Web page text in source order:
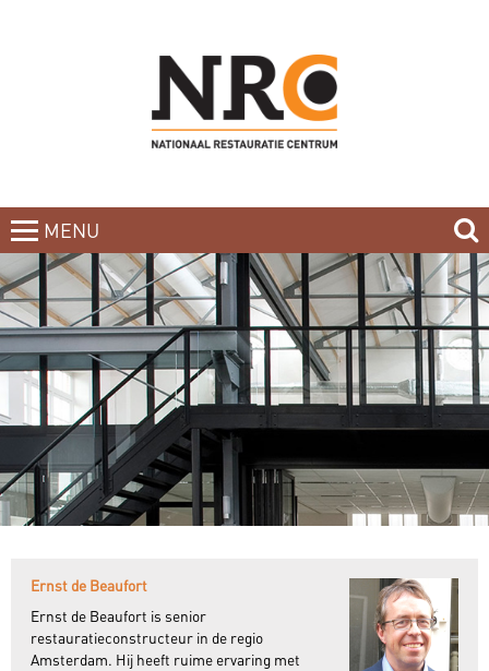
MENU
CLOSE
HOME
CURSUSAANBOD
BOEKEN
OVER DE DOCENTEN
INCOMPANY-CURSUS
BLOG
NIEUWSBRIEF
CONTACT
OVER ONS
PARTNERS
Ernst de Beaufort
Ernst de Beaufort is senior
restauratieconstructeur in de regio
Amsterdam. Hij heeft ruime ervaring met